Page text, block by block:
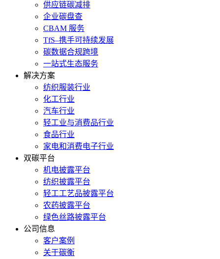
供应链碳减排
企业碳盘查
CBAM 服务
TfS–携手可持续发展
碳数据合规跨境
一站式生态服务
解决方案
纺织服装行业
化工行业
汽车行业
轻工业与消费品行业
食品行业
家电和消费电子行业
双碳平台
机电披露平台
纺织披露平台
轻工工艺品披露平台
农药披露平台
绿色丝路披露平台
公司信息
客户案例
关于碳衡